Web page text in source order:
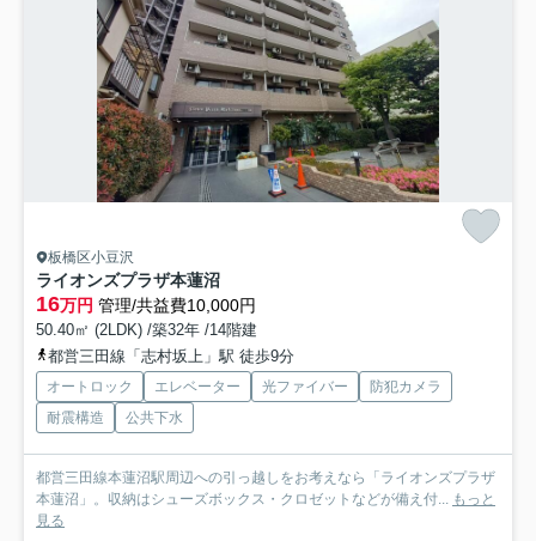
板橋区小豆沢
ライオンズプラザ本蓮沼
16万円 管理/共益費10,000円
50.40㎡ (2LDK) /築32年 /14階建
都営三田線「志村坂上」駅 徒歩9分
オートロック エレベーター 光ファイバー
防犯カメラ
耐震構造
公共下水
都営三田線本蓮沼駅周辺への引っ越しをお考えなら「ライオンズプラザ
本蓮沼」。収納はシューズボックス・クロゼットなどが備え付...
もっと
見る